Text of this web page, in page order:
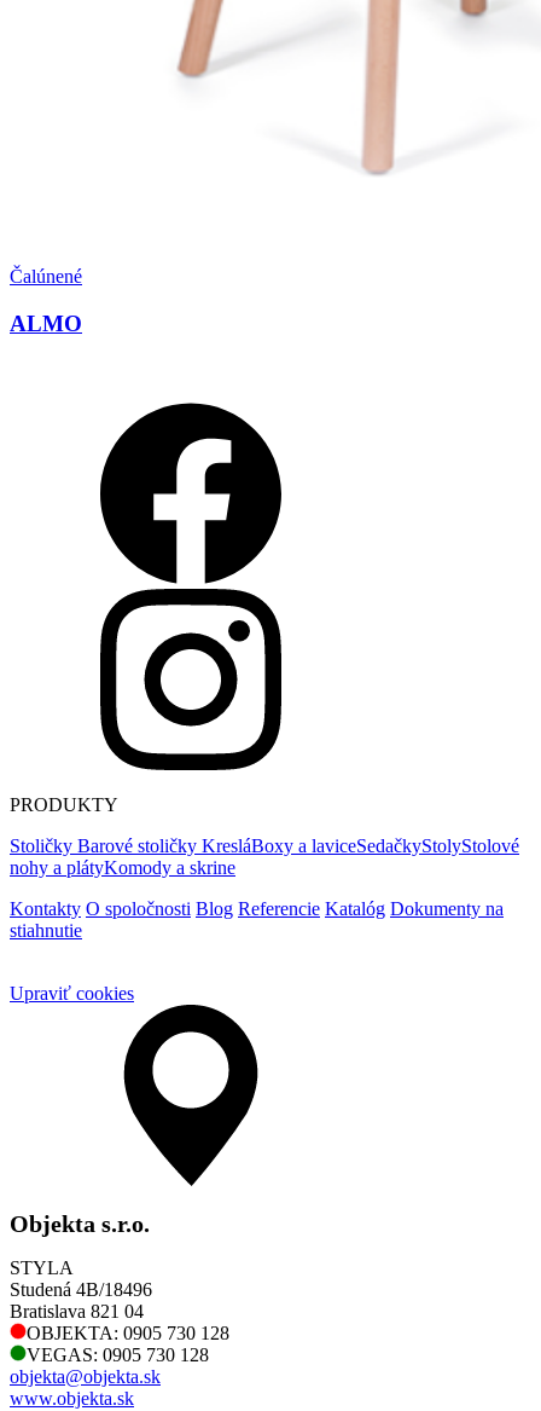
Čalúnené
ALMO
PRODUKTY
Stoličky Barové stoličky KresláBoxy a laviceSedačkyStolyStolové
nohy a plátyKomody a skrine
Kontakty O spoločnosti Blog Referencie Katalóg Dokumenty na
stiahnutie
Upraviť cookies
Objekta s.r.o.
STYLA
Studená 4B/18496
Bratislava 821 04
OBJEKTA: 0905 730 128
VEGAS: 0905 730 128
objekta@objekta.sk
www.objekta.sk